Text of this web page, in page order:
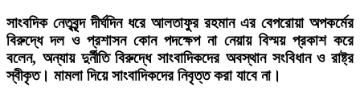
সাংবদিক নেতৃবৃন্দ দীর্ঘদিন ধরে আলতাফুর রহমান এর বেপরোয়া অপকর্মের
বিরুদ্ধে দল ও প্রশাসন কোন পদক্ষেপ না নেয়ায় বিস্ময় প্রকাশ করে
বলেন, অন্যায় দুর্নীতি বিরুদ্ধে সাংবাদিকদের অবস্থান সংবিধান ও রাষ্ট্র
স্বীকৃত। মামলা দিয়ে সাংবাদিকদের নিবৃত্ত করা যাবে না।